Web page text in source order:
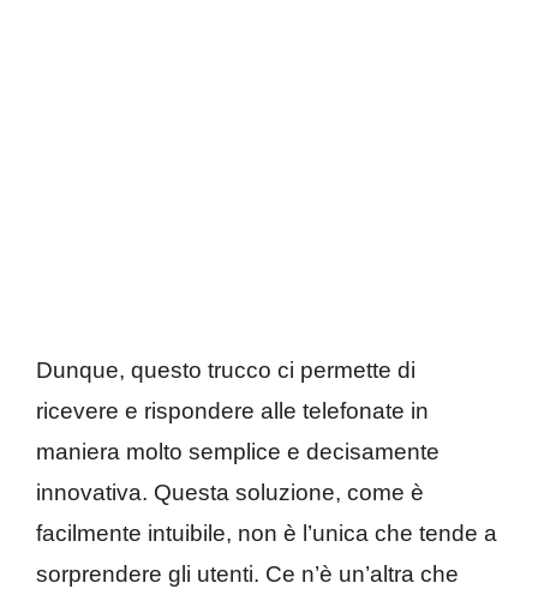
Dunque, questo trucco ci permette di
ricevere e rispondere alle telefonate in
maniera molto semplice e decisamente
innovativa. Questa soluzione, come è
facilmente intuibile, non è l’unica che tende a
sorprendere gli utenti. Ce n’è un’altra che